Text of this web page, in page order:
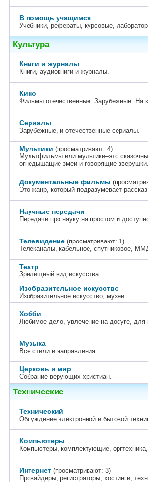
В помощь учащимся
Учебники, рефераты, курсовые,
Культура
Книги и журналы
Книги, аудиокниги и журналы.
Кино
Фильмы отечественные. Зарубежные. На
Сериалы
Зарубежные, и отечественные сериалы.
Мультики (просматривают: 4)
Мультфильмы или мультики–это
огнедышащие змеи и говорящие зверушки.
Документальные фильмы
Это жанр, который подразумевает
Научные передачи
Передачи про науку на простом и
Телевидение (просматривают: 1)
Телеканалы, кабельное, спутниковое,
Театр
Зрелищный вид искусства.
Изобразительное искусство
Изобразительное искусство, музеи.
Хобби
Любимое дело, увлечение на досуге, для
Музыка
Все стили и направления.
Церковь и мир
Собрание верующих христиан.
Технические
Технический
Обсуждение электронной и бытовой
Компьютеры
Компьютеры, комплектующие,
Интернет (просматривают: 3)
Провайдеры, регистраторы, хостинги,